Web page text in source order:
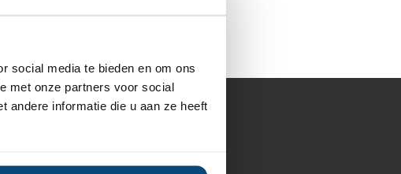
social media te bieden en om ons
met onze partners voor social
andere informatie die u aan ze heeft
In de media